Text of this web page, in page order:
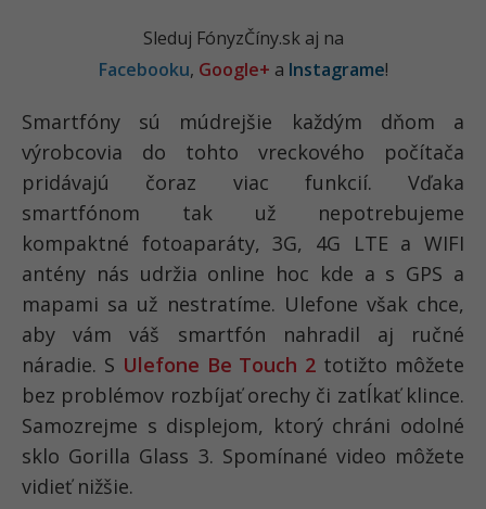
Sleduj FónyzČíny.sk aj na
Facebooku, Google+ a Instagrame!
Smartfóny sú múdrejšie každým dňom a
výrobcovia do tohto vreckového počítača
pridávajú čoraz viac funkcií. Vďaka
smartfónom tak už nepotrebujeme
kompaktné fotoaparáty, 3G, 4G LTE a WIFI
antény nás udržia online hoc kde a s GPS a
mapami sa už nestratíme. Ulefone však chce,
aby vám váš smartfón nahradil aj ručné
náradie. S Ulefone Be Touch 2 totižto môžete
bez problémov rozbíjať orechy či zatĺkať klince.
Samozrejme s displejom, ktorý chráni odolné
sklo Gorilla Glass 3. Spomínané video môžete
vidieť nižšie.